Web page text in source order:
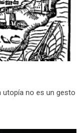
utopía no es un gesto